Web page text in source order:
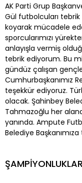
AK Parti Grup
Gül futbolcuları
koyarak mücadele
sporcularımızı
anlayışla vermiş
tebrik ediyorum. Bu
gündüz çalışan
Cumhurbaşkanımız
teşekkür ediyoruz.
olacak. Şahinbey
Tahmazoğlu her
yanında. Ampute
Belediye